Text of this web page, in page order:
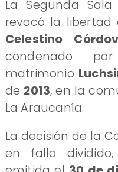
​La Segunda
revocó la libertad
Celestino
condenado
matrimonio
de 2013, en la
La Araucanía.
​La decisión de la
en fallo